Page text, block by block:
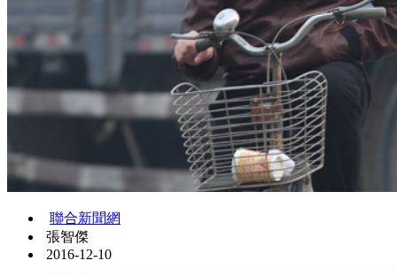
聯合新聞網
張智傑
2016-12-10